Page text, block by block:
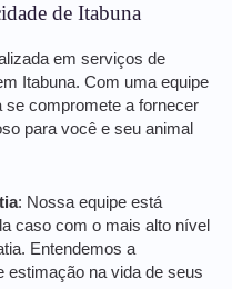
de Itabuna
em serviços de
Itabuna. Com uma equipe
se compromete a fornecer
para você e seu animal
: Nossa equipe está
caso com o mais alto nível
Entendemos a
estimação na vida de seus